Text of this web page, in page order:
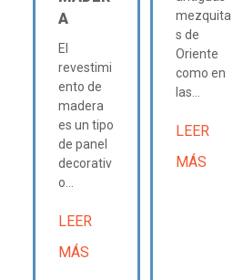
A
El
revestimi
ento de
madera
es un tipo
de panel
decorativ
o...
LEER
MÁS
mezquita
s de
Oriente
como en
las...
LEER
MÁS